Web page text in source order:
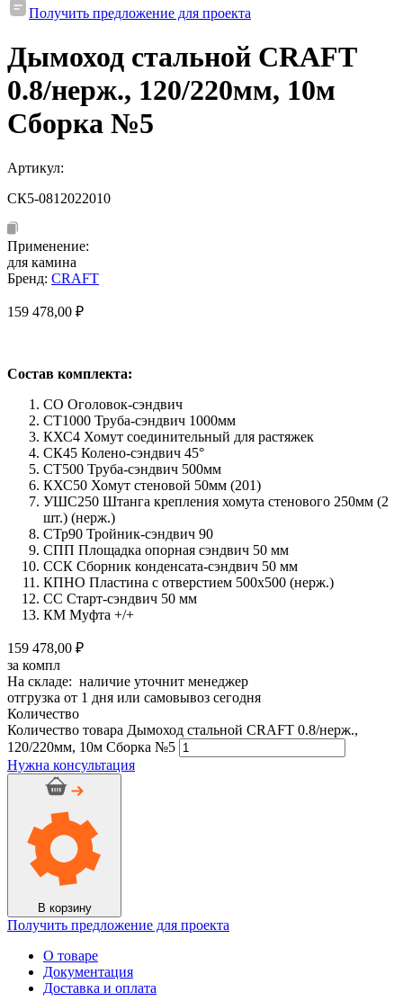
Получить предложение для проекта
Дымоход стальной CRAFT
0.8/нерж., 120/220мм, 10м
Сборка №5
Артикул:
СК5-0812022010
Применение:
для камина
Бренд: CRAFT
159 478,00 ₽
Состав комплекта:
СО Оголовок-сэндвич
СТ1000 Труба-сэндвич 1000мм
КХС4 Хомут соединительный для растяжек
СК45 Колено-сэндвич 45°
СТ500 Труба-сэндвич 500мм
КХС50 Хомут стеновой 50мм (201)
УШС250 Штанга крепления хомута стенового 250мм (2
шт.) (нерж.)
СТр90 Тройник-сэндвич 90
СПП Площадка опорная сэндвич 50 мм
ССК Сборник конденсата-сэндвич 50 мм
КПНО Пластина с отверстием 500х500 (нерж.)
СС Старт-сэндвич 50 мм
КМ Муфта +/+
159 478,00 ₽
за компл
На складе: наличие уточнит менеджер
отгрузка от 1 дня или самовывоз сегодня
Количество
Количество товара Дымоход стальной CRAFT 0.8/нерж.,
120/220мм, 10м Сборка №5
Нужна консультация
В корзину
Получить предложение для проекта
О товаре
Документация
Доставка и оплата